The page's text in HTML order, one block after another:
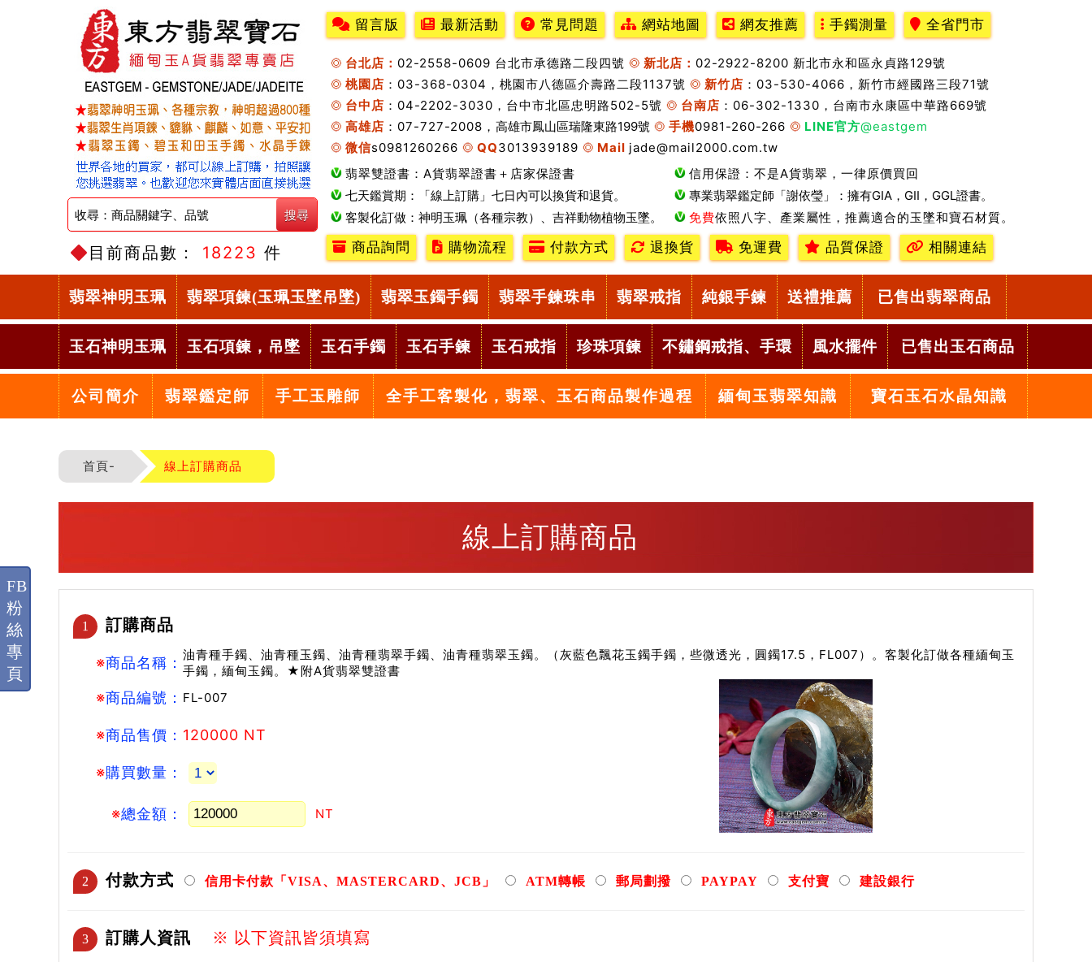
目前商品數： 18223 件
留言版 最新活動 常見問題 網站地圖 網友推薦 手鐲測量 全省門市
台北店： 02-2558-0609 台北市承德路二段四號 新北店： 02-2922-8200 新北市永和區永貞路129號
桃園店 ：03-368-0304，桃園市八德區介壽路二段1137號 新竹店 ：03-530-4066，新竹市經國路三段71號
台中店 ：04-2202-3030，台中市北區忠明路502-5號 台南店 ：06-302-1330，台南市永康區中華路669號
高雄店 ：07-727-2008， 高雄市鳳山區瑞隆東路199號 手機0981-260-266 LINE官方@eastgem
微信s0981260266 QQ3013939189 Mail jade@mail2000.com.tw
翡翠雙證書：A貨翡翠證書＋店家保證書
信用保證：不是A貨翡翠，一律原價買回
七天鑑賞期：「線上訂購」七日內可以換貨和退貨。
專業翡翠鑑定師「謝依瑩」：擁有GIA，GII，GGL證書。
客製化訂做：神明玉珮（各種宗教）、吉祥動物植物玉墜。
免費依照八字、產業屬性，推薦適合的玉墜和寶石材質。
商品詢問
購物流程 付款方式 退換貨 免運費 品質保證 相關連結
翡翠神明玉珮 翡翠項鍊(玉珮玉墜吊墜) 翡翠玉鐲手鐲 翡翠手鍊珠串 翡翠戒指 純銀手鍊 送禮推薦 已售出翡翠商品
玉石神明玉珮 玉石項鍊，吊墜 玉石手鐲 玉石手鍊 玉石戒指 珍珠項鍊 不鏽鋼戒指、手環 風水擺件 已售出玉石商品
公司簡介 翡翠鑑定師 手工玉雕師 全手工客製化，翡翠、玉石商品製作過程 緬甸玉翡翠知識 寶石玉石水晶知識
首頁- 線上訂購商品
線上訂購商品
1 訂購商品
※商品名稱： 油青種手鐲、油青種玉鐲、油青種翡翠手鐲、油青種翡翠玉鐲。（灰藍色飄花玉鐲手鐲，些微透光，圓鐲17.5，FL007）。客製化訂做各種緬甸玉
手鐲，緬甸玉鐲。★附A貨翡翠雙證書
※商品編號： FL-007
※商品售價： 120000 NT
※購買數量：
※總金額： NT
2 付款方式 信用卡付款「VISA、MASTERCARD、JCB」 ATM轉帳 郵局劃撥 PAYPAY 支付寶 建設銀行
3 訂購人資訊 ※ 以下資訊皆須填寫
FB
粉
絲
專
頁